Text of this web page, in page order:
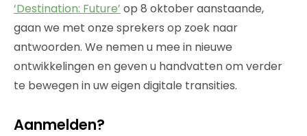
‘Destination: Future’ op 8 oktober aanstaande,
gaan we met onze sprekers op zoek naar
antwoorden. We nemen u mee in nieuwe
ontwikkelingen en geven u handvatten om verder
te bewegen in uw eigen digitale transities.
Aanmelden?